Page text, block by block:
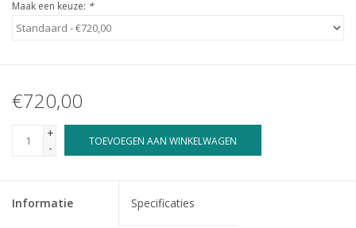
Maak een keuze: *
€720,00
+
-
TOEVOEGEN AAN WINKELWAGEN
Informatie Specificaties